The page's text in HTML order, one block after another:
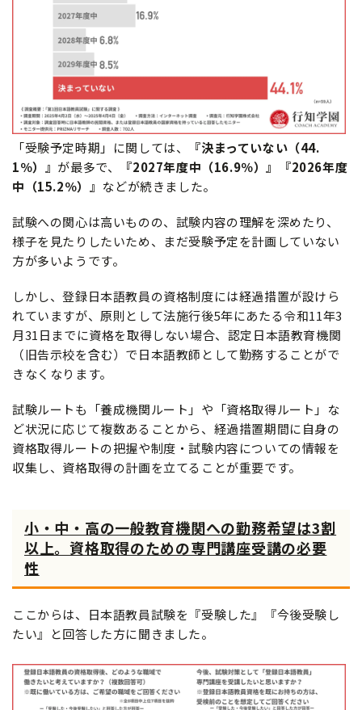
「受験予定時期」に関しては、
『決まっていない（44.
1％）』 が最多で、
『2027年度中（16.9％）』『2026年度
中（15.2％）』 などが続きました。
試験への関心は高いものの、試験内容の理解を深めたり、
様子を見たりしたいため、まだ受験予定を計画していない
方が多いようです。
しかし、登録日本語教員の資格制度には経過措置が設けら
れていますが、原則として法施行後5年にあたる令和11年3
月31日までに資格を取得しない場合、認定日本語教育機関
（旧告示校を含む）で日本語教師として勤務することがで
きなくなります。
試験ルートも「養成機関ルート」や「資格取得ルート」な
ど状況に応じて複数あることから、経過措置期間に自身の
資格取得ルートの把握や制度・試験内容についての情報を
収集し、資格取得の計画を立てることが重要です。
小・中・高の一般教育機関への勤務希望は3割
以上。資格取得のための専門講座受講の必要
性
ここからは、日本語教員試験を『受験した』『今後受験し
たい』と回答した方に聞きました。